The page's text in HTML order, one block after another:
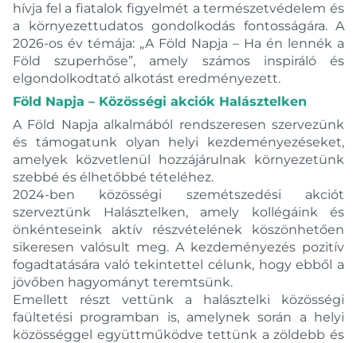
hívja fel a fiatalok figyelmét a természetvédelem és
a környezettudatos gondolkodás fontosságára. A
2026-os év témája: „A Föld Napja – Ha én lennék a
Föld szuperhőse”, amely számos inspiráló és
elgondolkodtató alkotást eredményezett.
Föld Napja – Közösségi akciók Halásztelken
A Föld Napja alkalmából rendszeresen szervezünk
és támogatunk olyan helyi kezdeményezéseket,
amelyek közvetlenül hozzájárulnak környezetünk
szebbé és élhetőbbé tételéhez.
2024-ben közösségi szemétszedési akciót
szerveztünk Halásztelken, amely kollégáink és
önkénteseink aktív részvételének köszönhetően
sikeresen valósult meg. A kezdeményezés pozitív
fogadtatására való tekintettel célunk, hogy ebből a
jövőben hagyományt teremtsünk.
Emellett részt vettünk a halásztelki közösségi
faültetési programban is, amelynek során a helyi
közösséggel együttműködve tettünk a zöldebb és